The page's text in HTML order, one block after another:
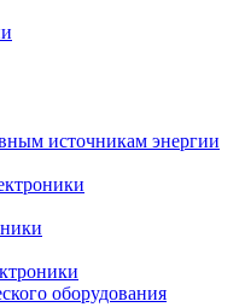
источникам энергии
оборудования